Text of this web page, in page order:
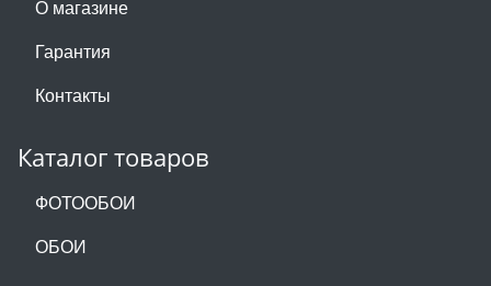
О магазине
Гарантия
Контакты
Каталог товаров
ФОТООБОИ
ОБОИ